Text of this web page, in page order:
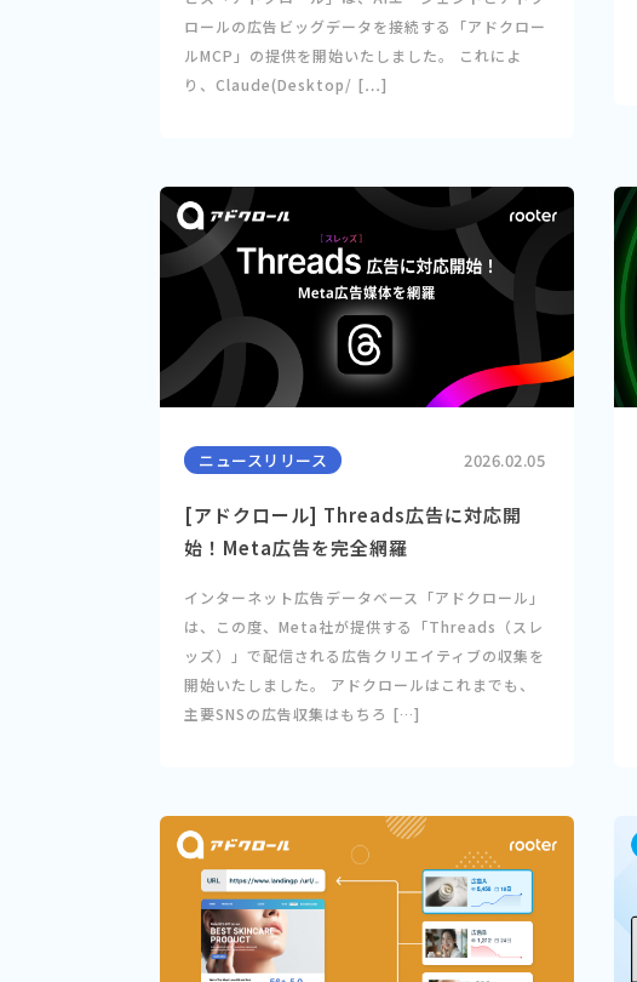
ロールの広告ビッグデータを接続する「アドクロー
ルMCP」の提供を開始いたしました。 これによ
り、Claude(Desktop/ […]
ニュースリリース 2026.02.05
[アドクロール] Threads広告に対応開
始！Meta広告を完全網羅
インターネット広告データベース「アドクロール」
は、この度、Meta社が提供する「Threads（スレ
ッズ）」で配信される広告クリエイティブの収集を
開始いたしました。 アドクロールはこれまでも、
主要SNSの広告収集はもちろ […]